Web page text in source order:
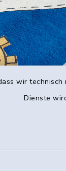
wir
Dienste